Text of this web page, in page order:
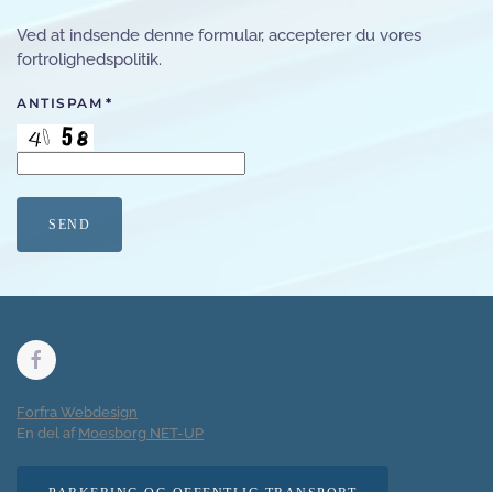
Ved at indsende denne formular, accepterer du vores
fortrolighedspolitik.
ANTISPAM *
SEND
Forfra Webdesign
En del af Moesborg NET-UP